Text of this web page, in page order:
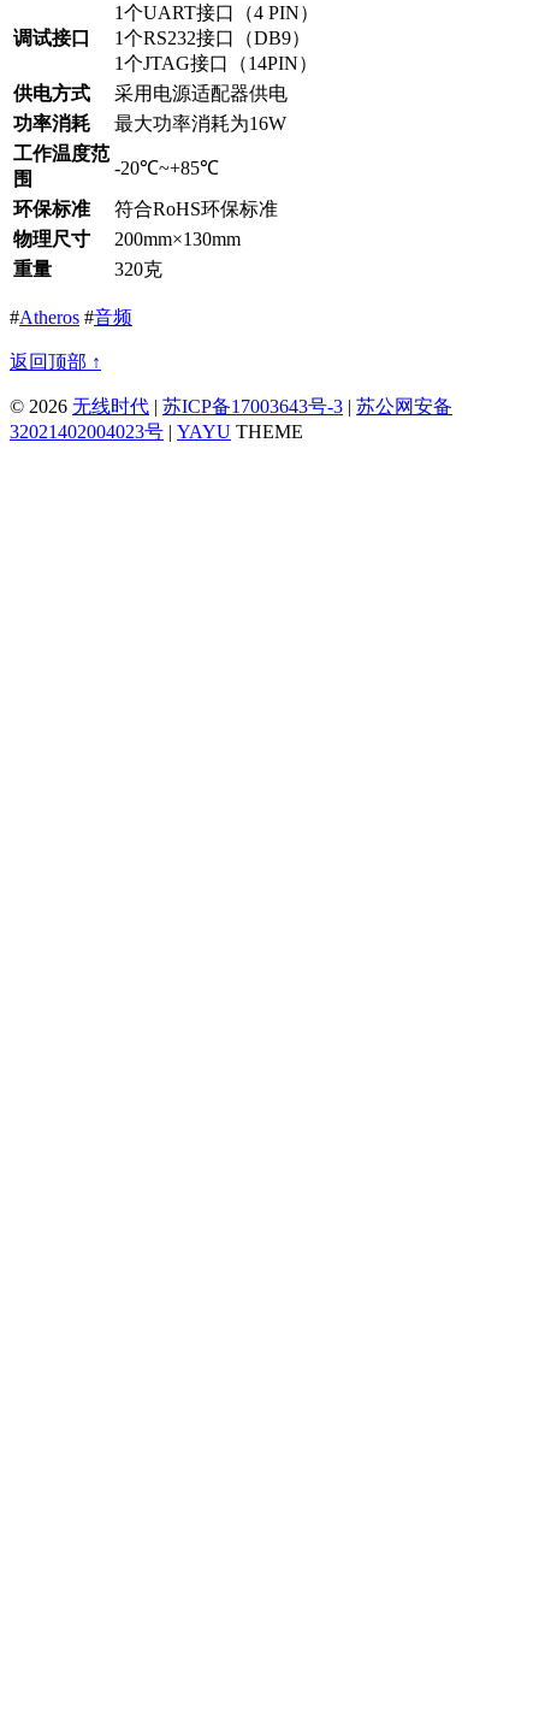
调试接口
1个UART接口（4 PIN）
1个RS232接口（DB9）
1个JTAG接口（14PIN）
供电方式
采用电源适配器供电
功率消耗
最大功率消耗为16W
工作温度范
围
-20℃~+85℃
环保标准
符合RoHS环保标准
物理尺寸
200mm×130mm
重量
320克
#Atheros #音频
返回顶部 ↑
© 2026 无线时代 | 苏ICP备17003643号-3 | 苏公网安备
32021402004023号 | YAYU THEME